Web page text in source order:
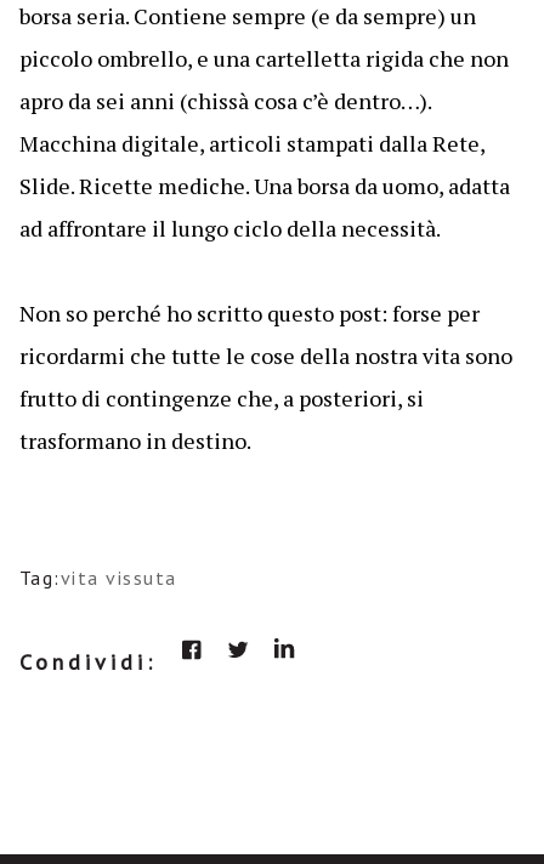
borsa seria. Contiene sempre (e da sempre) un
piccolo ombrello, e una cartelletta rigida che non
apro da sei anni (chissà cosa c’è dentro…).
Macchina digitale, articoli stampati dalla Rete,
Slide. Ricette mediche. Una borsa da uomo, adatta
ad affrontare il lungo ciclo della necessità.
Non so perché ho scritto questo post: forse per
ricordarmi che tutte le cose della nostra vita sono
frutto di contingenze che, a posteriori, si
trasformano in destino.
Tag:vita vissuta
Condividi: